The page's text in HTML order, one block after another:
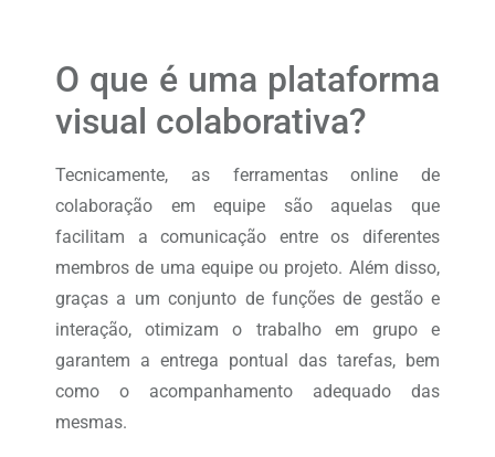
O que é uma plataforma
visual colaborativa?
Tecnicamente, as ferramentas online de
colaboração em equipe são aquelas que
facilitam a comunicação entre os diferentes
membros de uma equipe ou projeto. Além disso,
graças a um conjunto de funções de gestão e
interação, otimizam o trabalho em grupo e
garantem a entrega pontual das tarefas, bem
como o acompanhamento adequado das
mesmas.